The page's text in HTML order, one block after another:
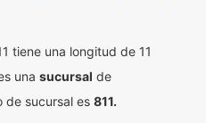
tiene una longitud de 11
una sucursal de
de sucursal es 811.